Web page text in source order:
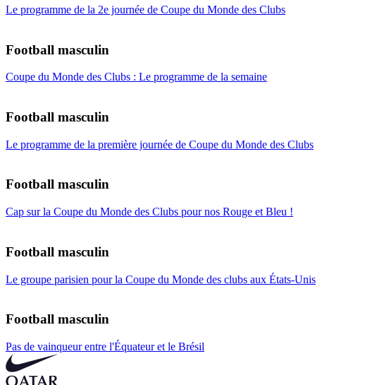
Le programme de la 2e journée de Coupe du Monde des Clubs
Football masculin
Coupe du Monde des Clubs : Le programme de la semaine
Football masculin
Le programme de la première journée de Coupe du Monde des Clubs
Football masculin
Cap sur la Coupe du Monde des Clubs pour nos Rouge et Bleu !
Football masculin
Le groupe parisien pour la Coupe du Monde des clubs aux États-Unis
Football masculin
Pas de vainqueur entre l'Équateur et le Brésil